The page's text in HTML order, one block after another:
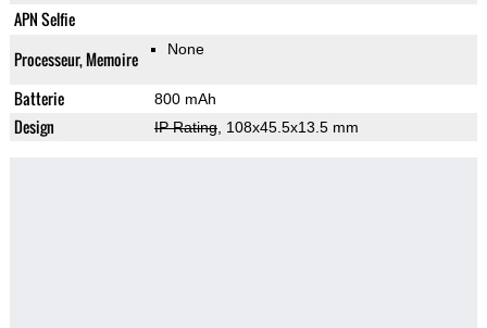
APN Selfie
Processeur, Memoire
None
Batterie 800 mAh
Design IP Rating, 108x45.5x13.5 mm